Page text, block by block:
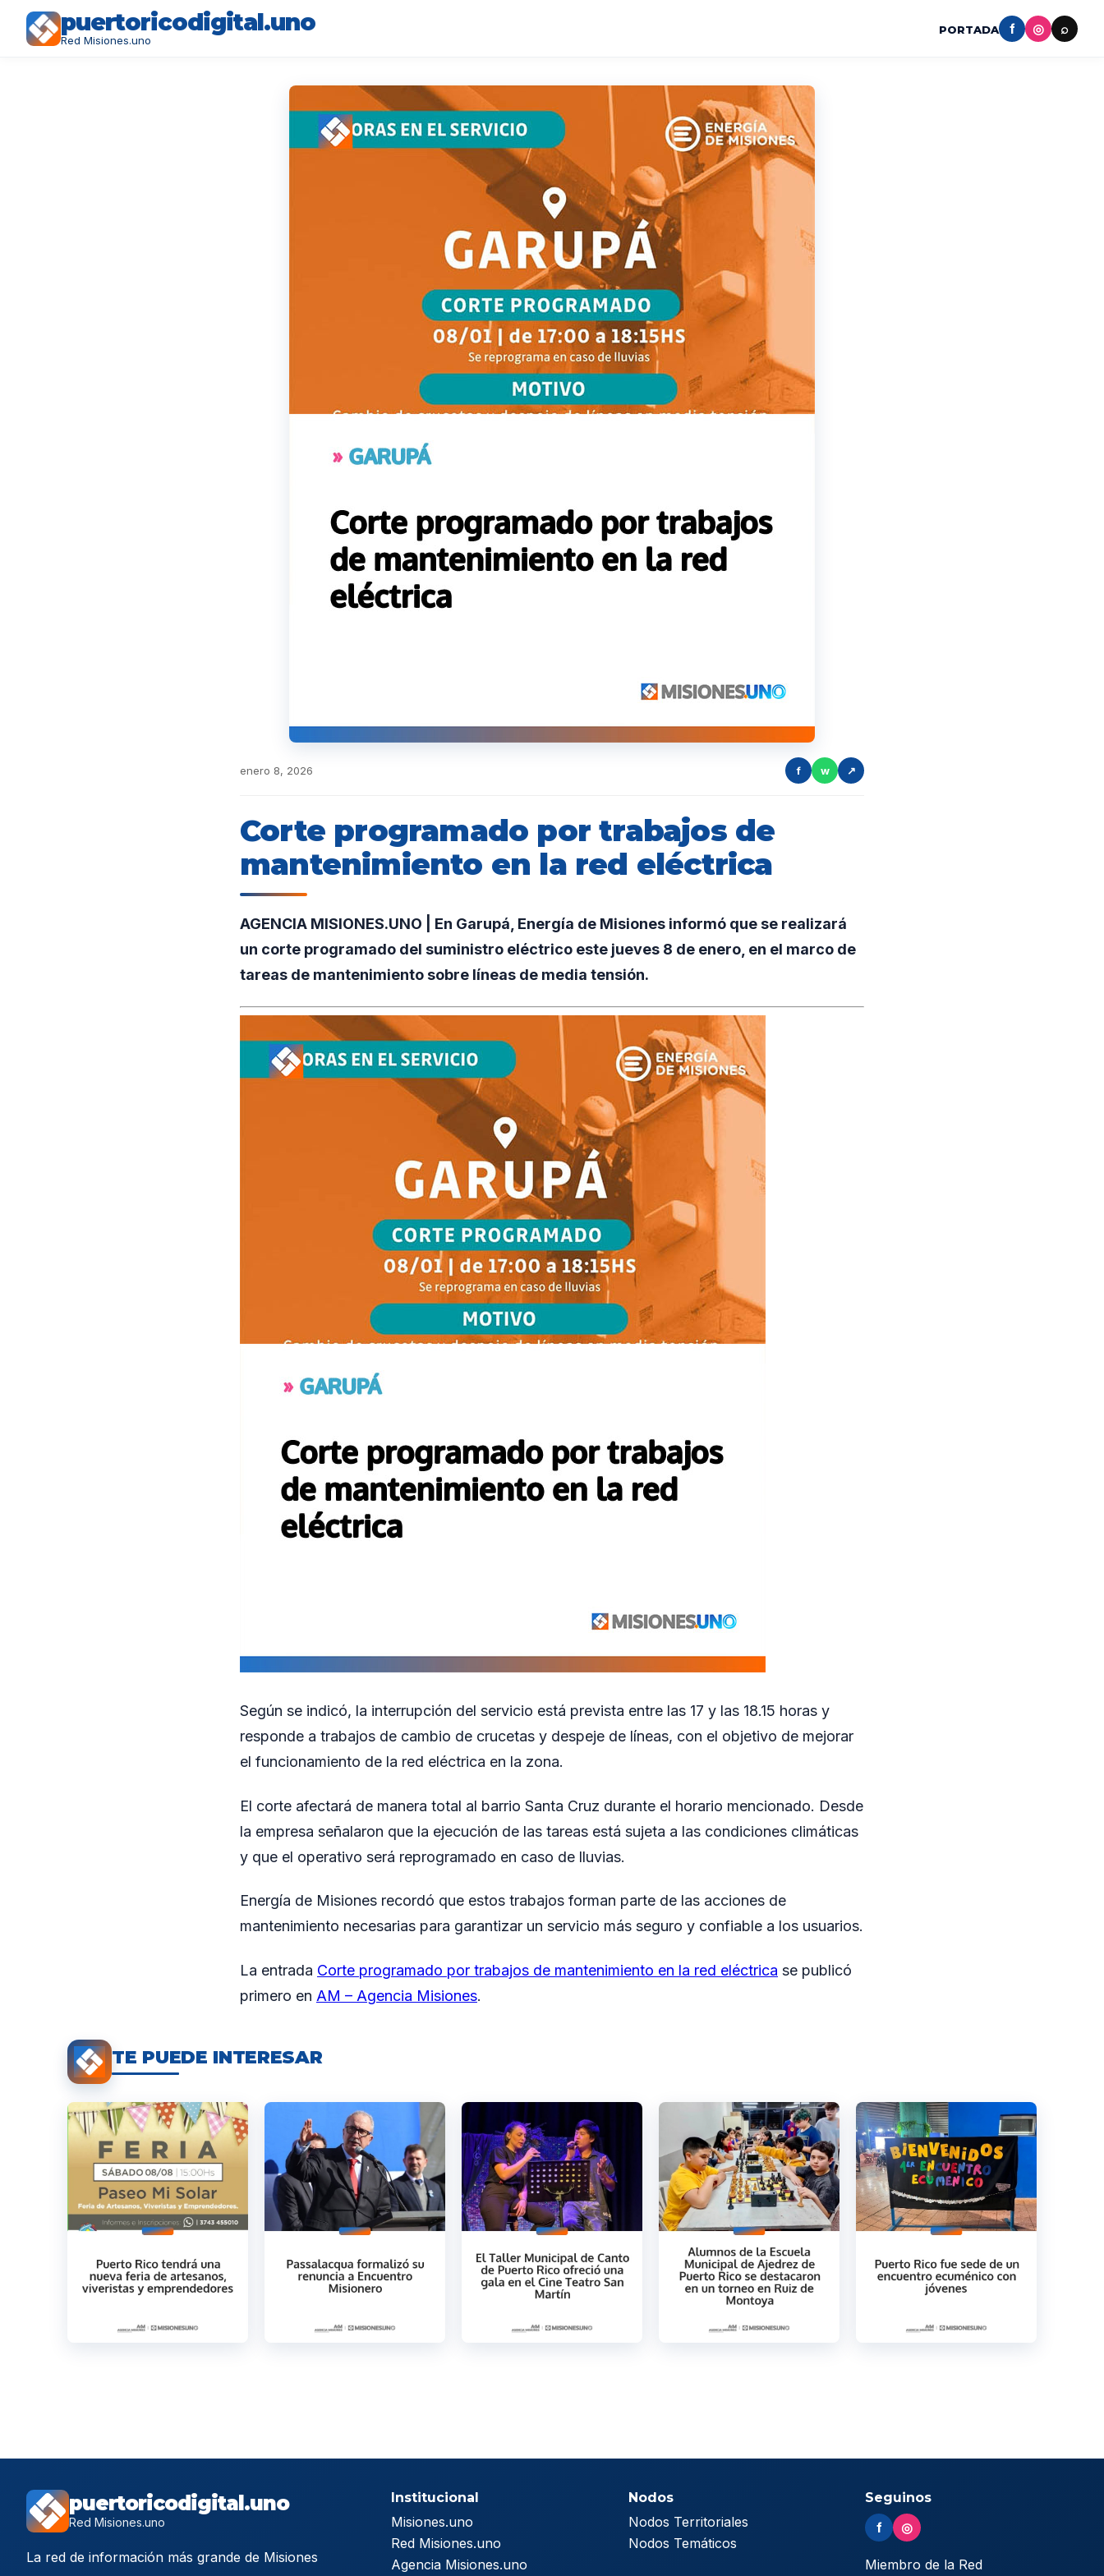
puertoricodigital.uno
Red Misiones.uno
PORTADA f ◎ ⌕
enero 8, 2026 f w ↗
Corte programado por trabajos de
mantenimiento en la red eléctrica
AGENCIA MISIONES.UNO | En Garupá, Energía de Misiones informó que se realizará
un corte programado del suministro eléctrico este jueves 8 de enero, en el marco de
tareas de mantenimiento sobre líneas de media tensión.
Según se indicó, la interrupción del servicio está prevista entre las 17 y las 18.15 horas y
responde a trabajos de cambio de crucetas y despeje de líneas, con el objetivo de mejorar
el funcionamiento de la red eléctrica en la zona.
El corte afectará de manera total al barrio Santa Cruz durante el horario mencionado. Desde
la empresa señalaron que la ejecución de las tareas está sujeta a las condiciones climáticas
y que el operativo será reprogramado en caso de lluvias.
Energía de Misiones recordó que estos trabajos forman parte de las acciones de
mantenimiento necesarias para garantizar un servicio más seguro y confiable a los usuarios.
La entrada Corte programado por trabajos de mantenimiento en la red eléctrica se publicó
primero en AM – Agencia Misiones.
TE PUEDE INTERESAR
puertoricodigital.uno
Red Misiones.uno
La red de información más grande de Misiones
Institucional
Misiones.uno
Red Misiones.uno
Agencia Misiones.uno
Nodos
Nodos Territoriales
Nodos Temáticos
Seguinos
f ◎
Miembro de la Red